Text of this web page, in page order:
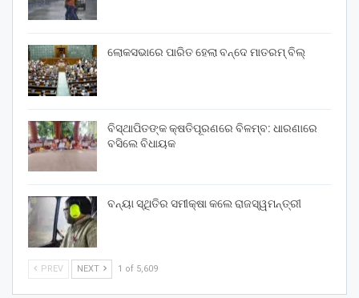
ଲୋକସଭାରେ ପାରିତ ହେଲା ବନ୍ଦେ ମାତରମ୍‌ ବିଲ୍‌
ବିସ୍ଥାପିତଙ୍କ କ୍ଷତିପୂରଣରେ ବିଳମ୍ବ: ଧାରଣାରେ
ବସିଲେ ବିଧାୟକ
ବନ୍ୟା ସ୍ଥିତିର ସମୀକ୍ଷା କଲେ ରାଜସ୍ୱମନ୍ତ୍ରୀ
PREV NEXT 1 of 5,609